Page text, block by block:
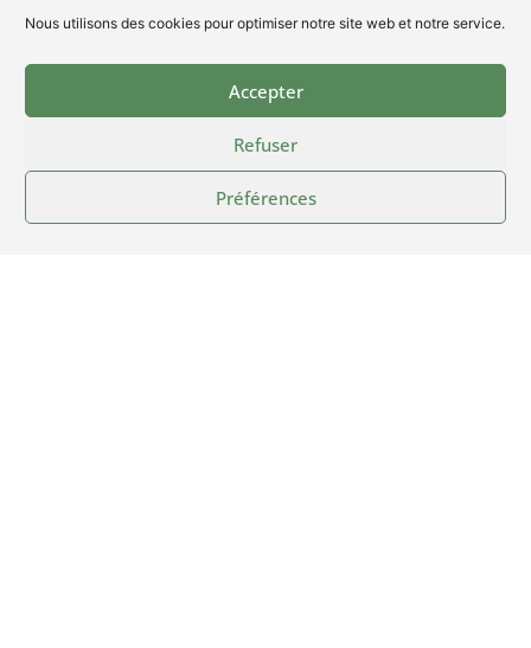
Nous utilisons des cookies pour optimiser notre site web et notre service.
Accepter
Refuser
Préférences